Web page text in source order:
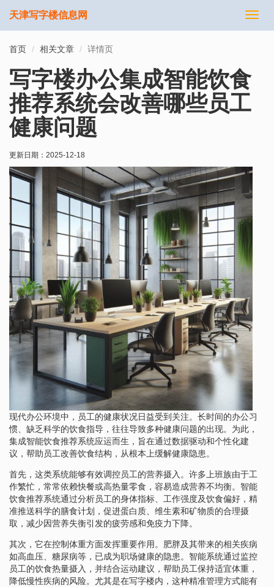
切
天津写字楼信息网
首页 相关文章 详情页
写字楼办公集成智能饮食
推荐系统会改善哪些员工
健康问题
更新日期： 2025-12-18
现代办公环境中，员工的健康状况日益受到关注。长时间的办公习
惯、缺乏科学的饮食指导，往往导致多种健康问题的出现。为此，
集成智能饮食推荐系统应运而生，旨在通过数据驱动和个性化建
议，帮助员工改善饮食结构，从根本上缓解健康隐患。
首先，这类系统能够有效调控员工的营养摄入。许多上班族由于工
作繁忙，常常依赖快餐或高热量零食，容易造成营养不均衡。智能
饮食推荐系统通过分析员工的身体指标、工作强度及饮食偏好，精
准推送科学的膳食计划，促进蛋白质、维生素和矿物质的合理摄
取，减少因营养失衡引发的疲劳感和免疫力下降。
其次，它在控制体重方面发挥重要作用。肥胖及其带来的相关疾病
如高血压、糖尿病等，已成为职场健康的隐患。智能系统通过监控
员工的饮食热量摄入，并结合运动建议，帮助员工保持适宜体重，
降低慢性疾病的风险。尤其是在写字楼内，这种精准管理方式能有